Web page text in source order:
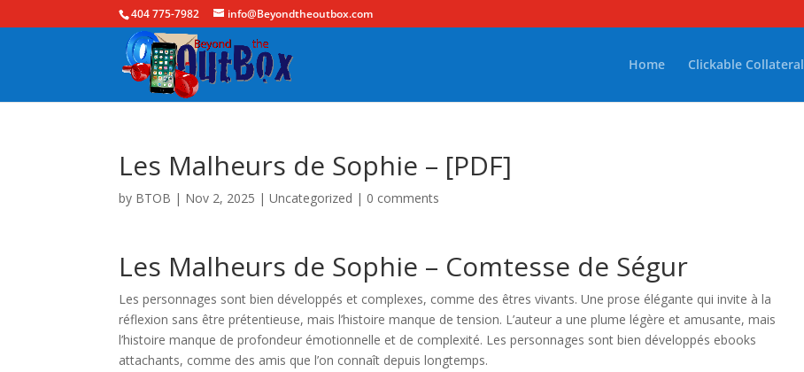
404 775-7982 info@Beyondtheoutbox.com
Home Clickable Collateral
Les Malheurs de Sophie – [PDF]
by BTOB | Nov 2, 2025 |Uncategorized | 0 comments
Les Malheurs de Sophie – Comtesse de Ségur
Les personnages sont bien développés et complexes, comme des êtres vivants. Une prose élégante qui invite à la
réflexion sans être prétentieuse, mais l’histoire manque de tension. L’auteur a une plume légère et amusante, mais
l’histoire manque de profondeur émotionnelle et de complexité. Les personnages sont bien développés ebooks
attachants, comme des amis que l’on connaît depuis longtemps.